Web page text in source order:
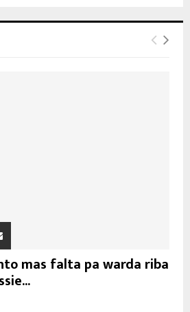
mas falta pa warda riba